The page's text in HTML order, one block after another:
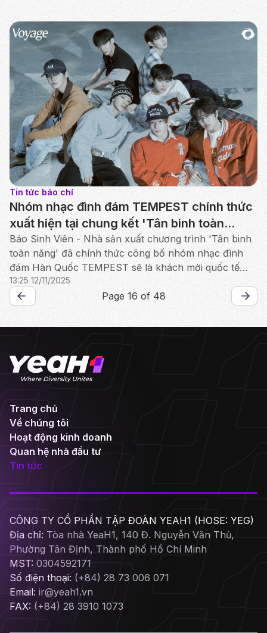
Tin tức báo chí
Nhóm nhạc đình đám TEMPEST chính thức
xuất hiện tại chung kết 'Tân binh toàn
năng' khiến các fan K-pop mong chờ
Báo Sinh Viên - Nhà sản xuất chương trình 'Tân binh
toàn năng' đã chính thức công bố nhóm nhạc đình
đám Hàn Quốc TEMPEST sẽ là khách mời quốc tế
xuất hiện trong đêm chung kết diễn ra vào ngày 13/12.
13:25 12/11/2025
Page 16 of 48
Trang chủ
Về chúng tôi
Hoạt động kinh doanh
Quan hệ nhà đầu tư
Tin tức
CÔNG TY CỔ PHẦN TẬP ĐOÀN YEAH1 (HOSE: YEG)
Địa chỉ: Tòa nhà YeaH1, 140 Đ. Nguyễn Văn Thủ,
Phường Tân Định, Thành phố Hồ Chí Minh
MST: 0304592171
Số điện thoại: (+84) 28 73 006 071
Email: ir@yeah1.vn
FAX: (+84) 28 3910 1073